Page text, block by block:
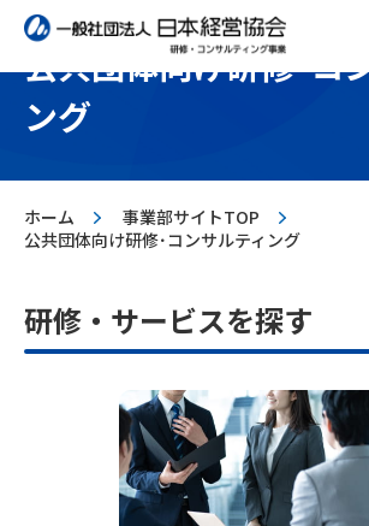
公共団体向け研修･コ
ング
ホーム >
事業部サイトTOP
公共団体向け研修･コンサルティング
研修・サービスを探す